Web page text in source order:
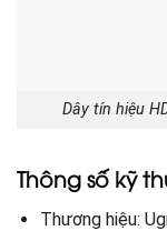
Dây tín hiệu
Thông số kỹ
Thương hiệu: